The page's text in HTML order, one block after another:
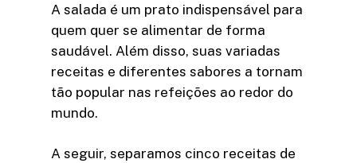
A salada é um prato indispensável para
quem quer se alimentar de forma
saudável. Além disso, suas variadas
receitas e diferentes sabores a tornam
tão popular nas refeições ao redor do
mundo.
A seguir, separamos cinco receitas de